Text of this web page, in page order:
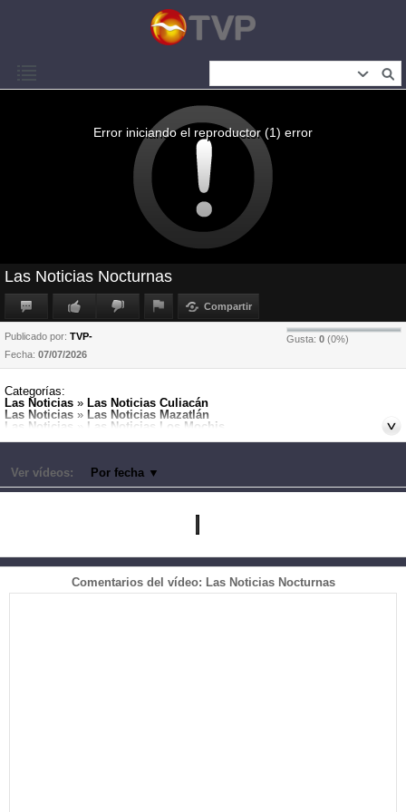
Error iniciando el reproductor (1) error
Las Noticias Nocturnas
Compartir
Gusta: 0 (0%)
Publicado por: TVP-
Fecha: 07/07/2026
Categorías:
Las Noticias » Las Noticias Culiacán
Las Noticias » Las Noticias Mazatlán
Las Noticias
Las Noticias Los Mochis
Ver vídeos:
Por fecha ▼
Comentarios del vídeo: Las Noticias Nocturnas